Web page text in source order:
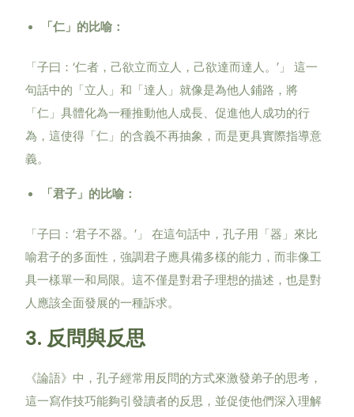
「仁」的比喻：
「子曰：‘仁者，己欲立而立人，己欲達而達人。’ 」
這一
句話中的「立人」和「達人」就像是為他人鋪路，將
「仁」具體化為一種推動他人成長、促進他人成功的行
為，這使得「仁」的含義不再抽象，而是更具實際指導意
義。
「君子」的比喻：
「子曰：‘君子不器。’ 」
在這句話中，孔子用「器」來比
喻君子的多面性，強調君子應具備多樣的能力，而非像工
具一樣單一和局限。這不僅是對君子理想的描述，也是對
人應該全面發展的一種訴求。
3.反問與反思
《論語》中，孔子經常用反問的方式來激發弟子的思考，
這一寫作技巧能夠引發讀者的反思，並促使他們深入理解